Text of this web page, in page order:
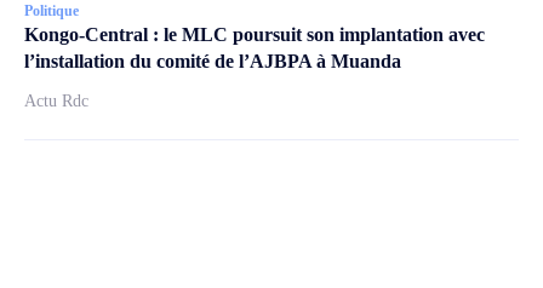
Politique
Kongo-Central : le MLC poursuit son implantation avec
l’installation du comité de l’AJBPA à Muanda
Actu Rdc